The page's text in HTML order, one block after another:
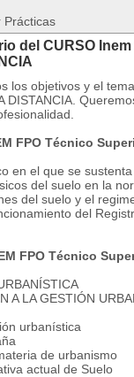
Prácticas
del CURSO
los objetivos y el
DISTANCIA.
FPO Técnico
en el que se
del suelo en la
del suelo y el
del
FPO Técnico
A LA GESTIÓN
urbanística
de urbanismo
actual de Suelo